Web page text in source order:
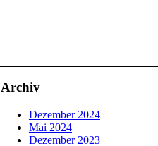
Archiv
Dezember 2024
Mai 2024
Dezember 2023